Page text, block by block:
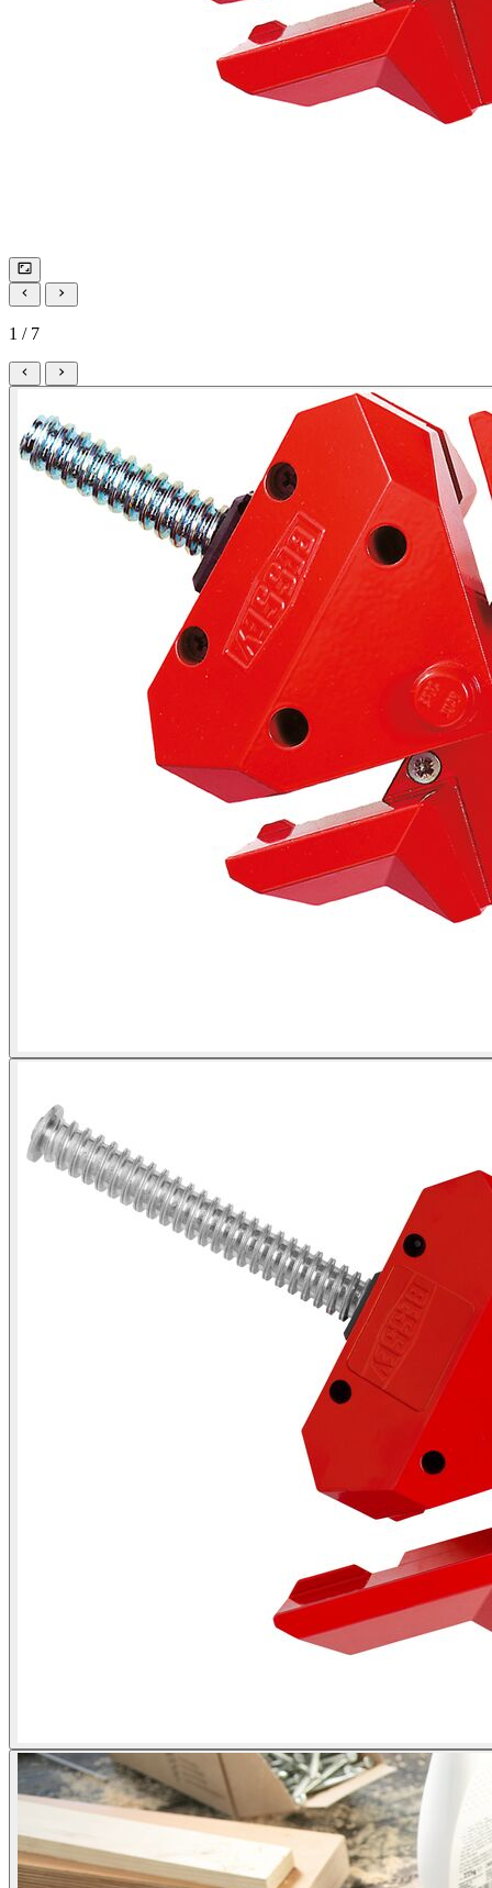
1 / 7